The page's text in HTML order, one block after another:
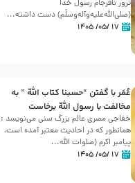
ترور نافرجام رسول خدا
(صلی‌الله‌علیه‌و‌آله‌وسلّم) دست داشته‌...
۱۷ /۰۵/ ۱۴۰۵
عُمَر با گفتن “حسبنا كتاب اللّه ” به
مخالفت با رسول اللّه برخاست
خفاجی مصری عالم بزرگ سنی می‌نویسد :
همانطور که در احادیث معتبر آمده است،
پیامبر اکرم (صلوات اللّه...
۱۷ /۰۵/ ۱۴۰۵